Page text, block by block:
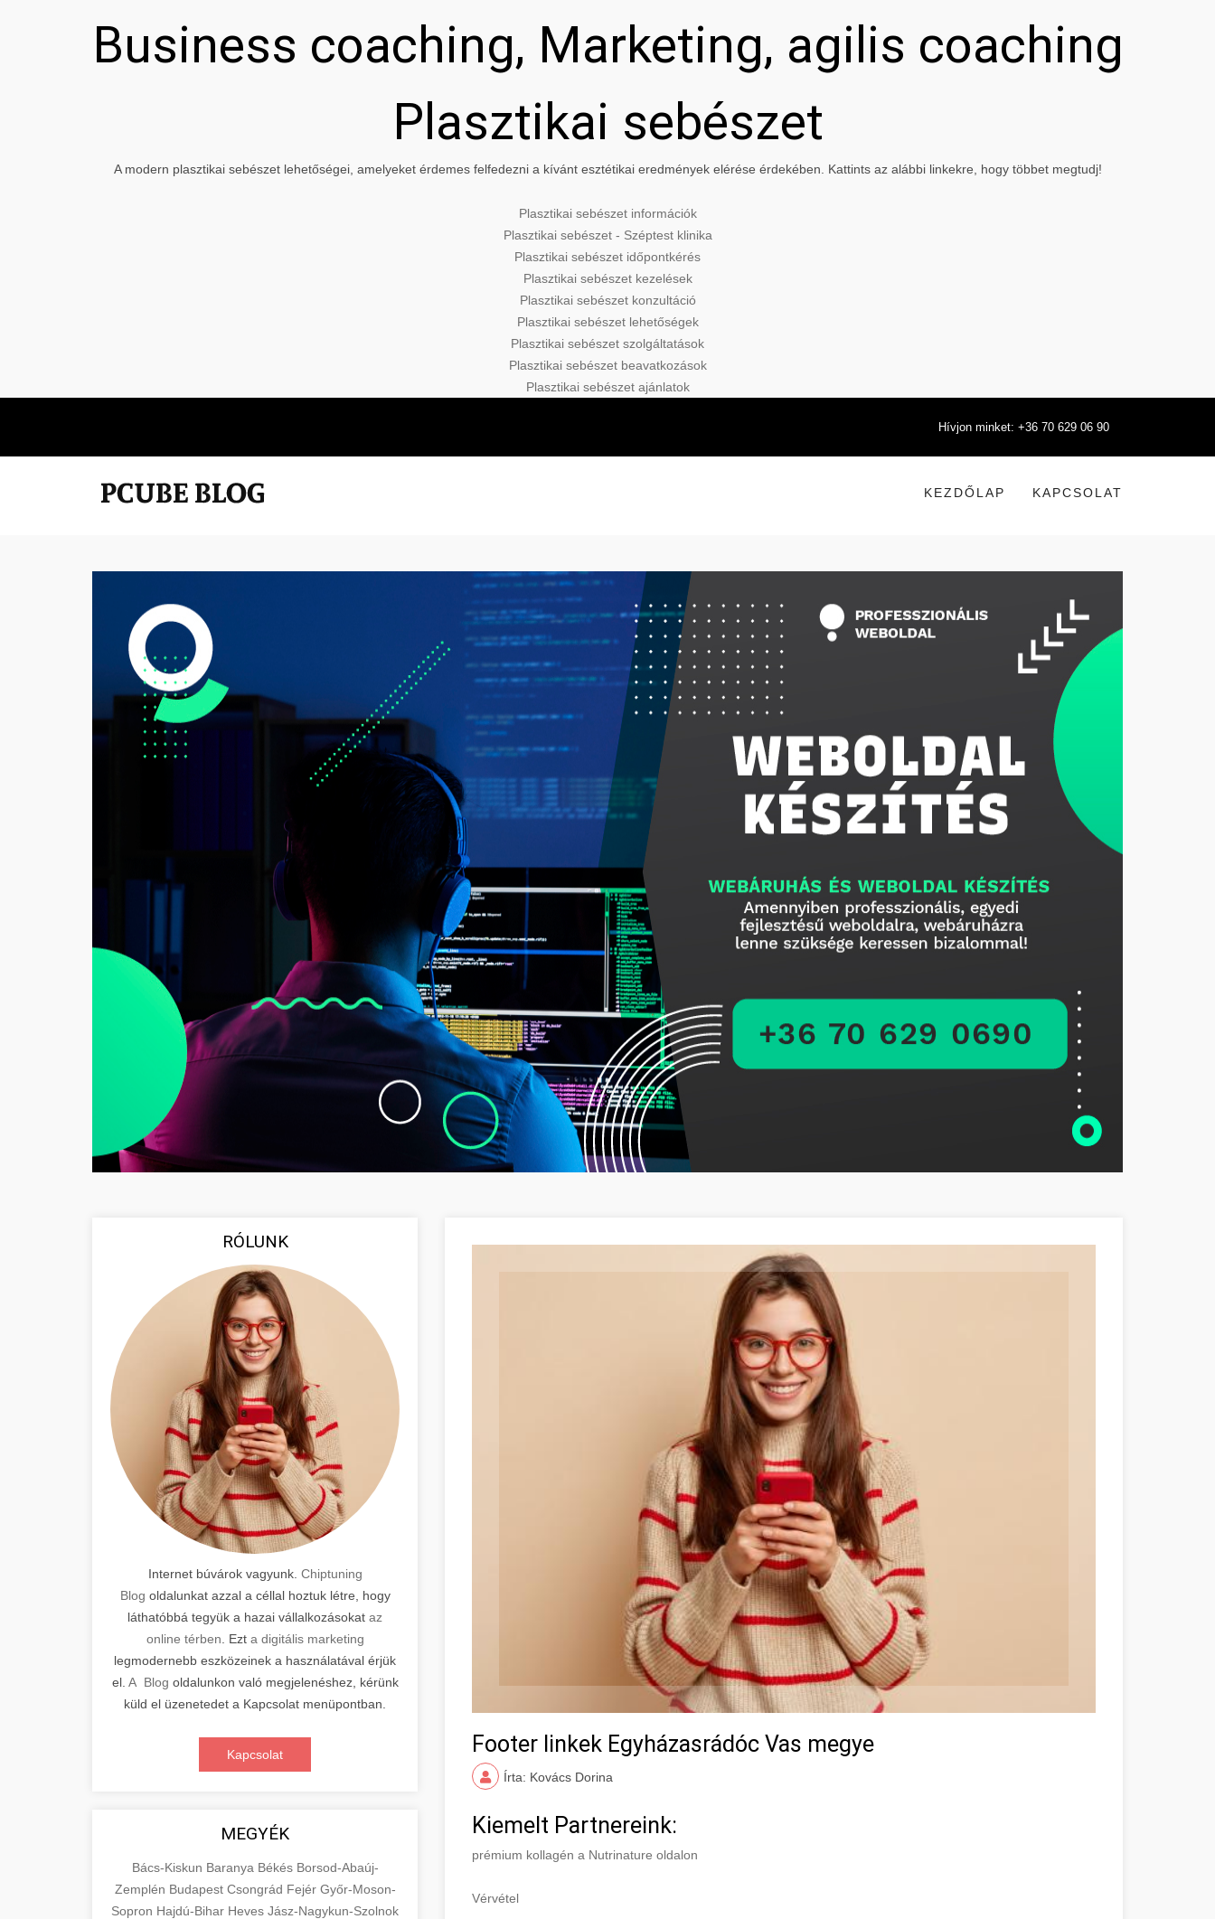
Business coaching, Marketing, agilis coaching
Plasztikai sebészet
A modern plasztikai sebészet lehetőségei, amelyeket érdemes felfedezni a kívánt esztétikai eredmények elérése érdekében. Kattints az alábbi linkekre, hogy többet megtudj!
Plasztikai sebészet információk
Plasztikai sebészet - Széptest klinika
Plasztikai sebészet időpontkérés
Plasztikai sebészet kezelések
Plasztikai sebészet konzultáció
Plasztikai sebészet lehetőségek
Plasztikai sebészet szolgáltatások
Plasztikai sebészet beavatkozások
Plasztikai sebészet ajánlatok
Hívjon minket: +36 70 629 06 90
KEZDŐLAP KAPCSOLAT
RÓLUNK
Internet búvárok vagyunk. Chiptuning
Blog oldalunkat azzal a céllal hoztuk létre, hogy
láthatóbbá tegyük a hazai vállalkozásokat az
online térben . Ezt a digitális marketing
legmodernebb eszközeinek a használatával érjük
el. A Blog oldalunkon való megjelenéshez, kérünk
küld el üzenetedet a Kapcsolat menüpontban.
Kapcsolat
MEGYÉK
Bács-Kiskun Baranya Békés Borsod-Abaúj-
Zemplén Budapest Csongrád Fejér Győr-Moson-
Sopron Hajdú-Bihar Heves Jász-Nagykun-Szolnok
Footer linkek Egyházasrádóc Vas megye
Írta: Kovács Dorina
Kiemelt Partnereink:
prémium kollagén a Nutrinature oldalon
Vérvétel